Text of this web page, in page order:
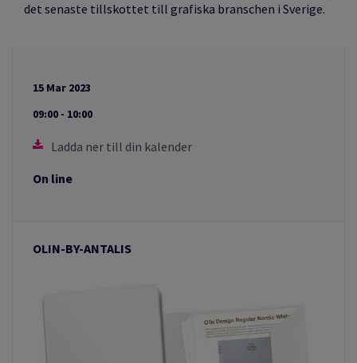
det senaste tillskottet till grafiska branschen i Sverige.
15 Mar 2023
09:00 - 10:00
Ladda ner till din kalender
On line
OLIN-BY-ANTALIS